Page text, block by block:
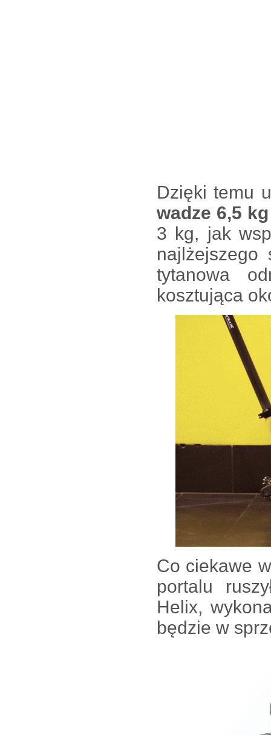
Dzięki temu
wadze 6,5 kg
3 kg, jak
najlżejszego
tytanowa
kosztująca
Co ciekawe
portalu
Helix,
będzie w